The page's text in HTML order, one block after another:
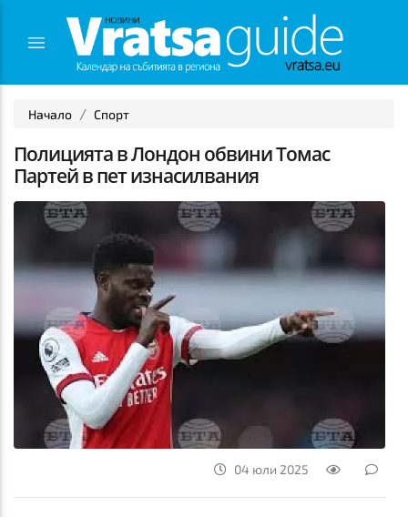
Начало Спорт
Полицията в Лондон обвини Томас
Партей в пет изнасилвания
04 юли 2025